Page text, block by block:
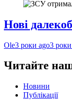
Нові
Ole3 роки ago3
Читайте
Новини
Публікації